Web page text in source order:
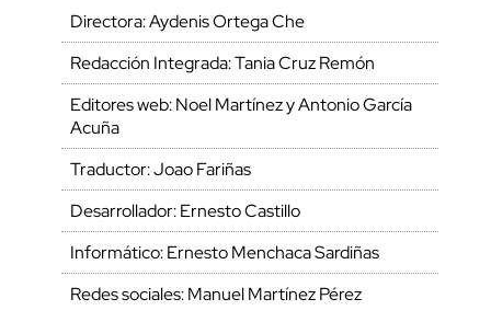
Directora: Aydenis Ortega Che
Redacción Integrada: Tania Cruz Remón
Editores web: Noel Martínez y Antonio García
Acuña
Traductor: Joao Fariñas
Desarrollador: Ernesto Castillo
Informático: Ernesto Menchaca Sardiñas
Redes sociales: Manuel Martínez Pérez